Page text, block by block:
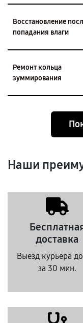
Восстановление
попадания влаги
Ремонт кольца
зуммирования
Наши
доставка
Выезд курьера
за 30 мин.